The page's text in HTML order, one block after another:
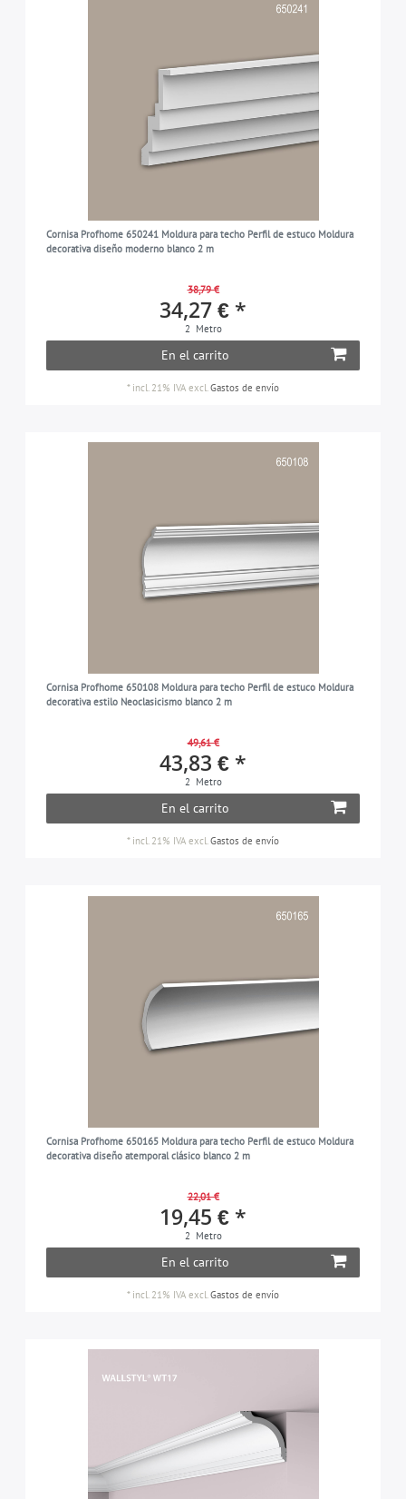
Cornisa Profhome 650241 Moldura para techo Perfil de estuco Moldura
decorativa diseño moderno blanco 2 m
38,79 €
34,27 € *
2 Metro
En el carrito
* incl. 21% IVA excl.Gastos de envío
Cornisa Profhome 650108 Moldura para techo Perfil de estuco Moldura
decorativa estilo Neoclasicismo blanco 2 m
49,61 €
43,83 € *
2 Metro
En el carrito
* incl. 21% IVA excl.Gastos de envío
Cornisa Profhome 650165 Moldura para techo Perfil de estuco Moldura
decorativa diseño atemporal clásico blanco 2 m
22,01 €
19,45 € *
2 Metro
En el carrito
* incl. 21% IVA excl. Gastos de envío